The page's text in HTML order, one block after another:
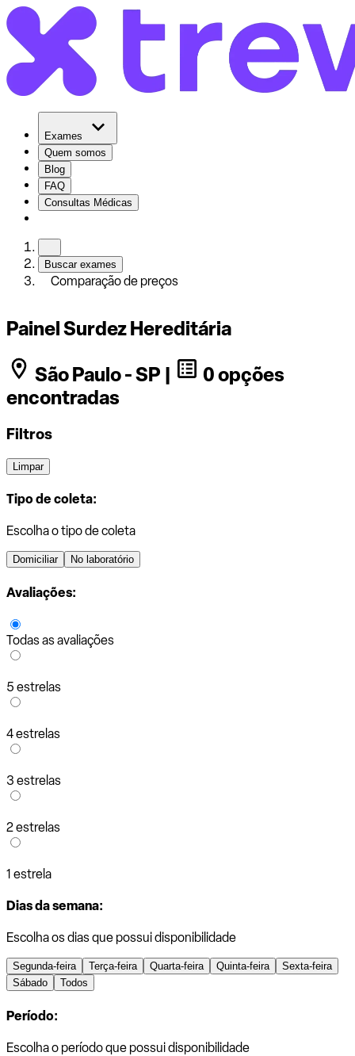
Exames
Quem somos
Blog
FAQ
Consultas Médicas
Buscar exames
Comparação de preços
Painel Surdez Hereditária
São Paulo - SP |
0 opções
encontradas
Filtros
Limpar
Tipo de coleta:
Escolha o tipo de coleta
Domiciliar No laboratório
Avaliações:
Todas as avaliações
5 estrelas
4 estrelas
3 estrelas
2 estrelas
1 estrela
Dias da semana:
Escolha os dias que possui disponibilidade
Segunda-feira Terça-feira Quarta-feira Quinta-feira
Sexta-feira
Sábado
Todos
Período:
Escolha o período que possui disponibilidade